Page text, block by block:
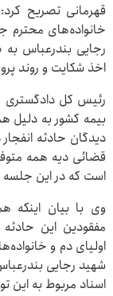
قهرمانی تصریح
خانواده‌های محترم
رجایی بندرعباس
اخذ شکایت و روند
رئیس کل دادگستری
بیمه کشور به
دیدگان حادثه
قضائی دیه همه
است که در این جلسه
وی با بیان
مفقودین این
اولیای دم و
شهید رجایی
اسناد مربوط به این